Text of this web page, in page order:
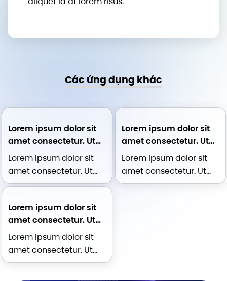
Các ứng dụng khác
Lorem ipsum dolor sit
amet consectetur. Ut
purus ultrices justo
morbi pretium
Lorem ipsum dolor sit
amet consectetur. Ut
purus ultrices justo
ipsum dolor sit amet
consectetur. Proin tortor
pretium morbi morbi
risus faucibus mi
egestas dolor. Dolor
Lorem ipsum dolor sit
amet consectetur. Ut
purus ultrices justo
morbi pretium
Lorem ipsum dolor sit
amet consectetur. Ut
purus ultrices justo
Lorem ipsum dolor sit
amet consectetur. Ut
purus ultrices justo
morbi pretium
Lorem ipsum dolor sit
amet consectetur. Ut
purus ultrices justo